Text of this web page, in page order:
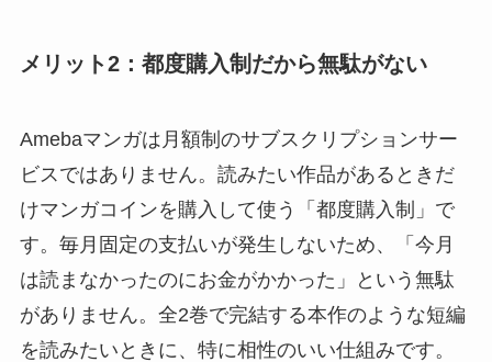
メリット2：都度購入制だから無駄がない
Amebaマンガは月額制のサブスクリプションサー
ビスではありません。読みたい作品があるときだ
けマンガコインを購入して使う「都度購入制」で
す。毎月固定の支払いが発生しないため、「今月
は読まなかったのにお金がかかった」という無駄
がありません。全2巻で完結する本作のような短編
を読みたいときに、特に相性のいい仕組みです。